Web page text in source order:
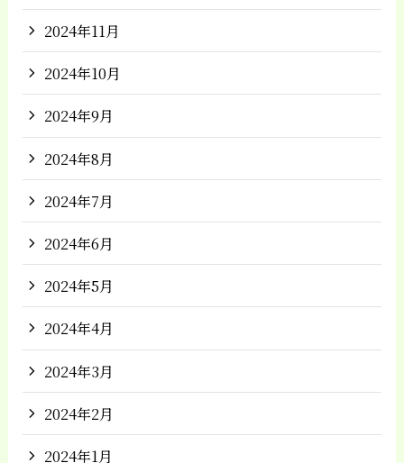
2024年11月
2024年10月
2024年9月
2024年8月
2024年7月
2024年6月
2024年5月
2024年4月
2024年3月
2024年2月
2024年1月